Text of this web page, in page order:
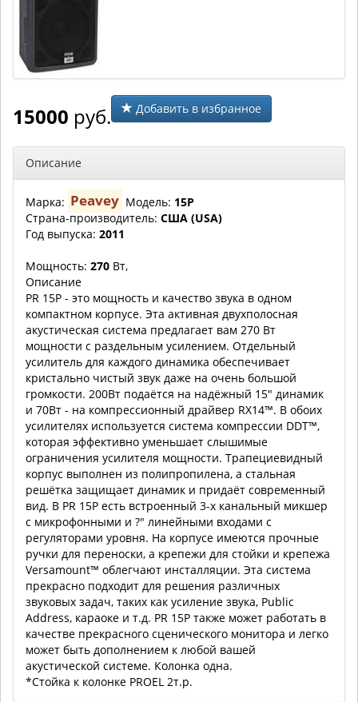
15000 руб. Добавить в избранное
Описание
Марка: Peavey Модель: 15P
Страна-производитель: США (USA)
Год выпуска: 2011
Мощность: 270 Вт,
Описание
PR 15P - это мощность и качество звука в одном
компактном корпусе. Эта активная двухполосная
акустическая система предлагает вам 270 Вт
мощности c раздельным усилением. Отдельный
усилитель для каждого динамика обеспечивает
кристально чистый звук даже на очень большой
громкости. 200Вт подаётся на надёжный 15" динамик
и 70Вт - на компрессионный драйвер RX14™. В обоих
усилителях используется система компрессии DDT™,
которая эффективно уменьшает слышимые
ограничения усилителя мощности. Трапециевидный
корпус выполнен из полипропилена, а стальная
решётка защищает динамик и придаёт современный
вид. В PR 15P есть встроенный 3-х канальный микшер
с микрофонными и ?" линейными входами с
регуляторами уровня. На корпусе имеются прочные
ручки для переноски, а крепежи для стойки и крепежа
Versamount™ облегчают инсталляции. Эта система
прекрасно подходит для решения различных
звуковых задач, таких как усиление звука, Public
Address, караоке и т.д. PR 15P также может работать в
качестве прекрасного сценического монитора и легко
может быть дополнением к любой вашей
акустической системе. Колонка одна.
*Стойка к колонке PROEL 2т.р.